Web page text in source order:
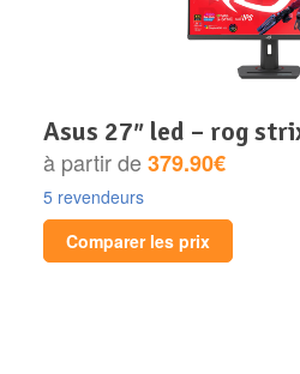
asus 27″ led – rog
à partir de379.90€
5 revendeurs
Comparer les prix